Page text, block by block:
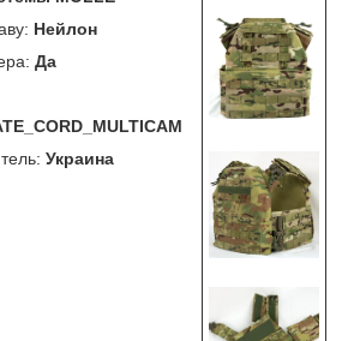
Нейлон
Да
Украина